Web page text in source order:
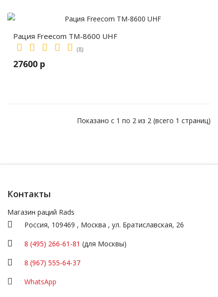
Рация Freecom TM-8600 UHF
(8)
27600 р
Показано с 1 по 2 из 2 (всего 1 страниц)
Контакты
Магазин раций Rads
Россия, 109469 , Москва , ул. Братиславская, 26
8 (495) 266-61-81 (для Москвы)
8 (967) 555-64-37
WhatsApp